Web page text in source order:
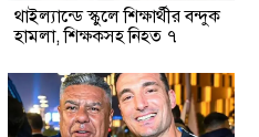
থাইল্যান্ডে স্কুলে শিক্ষার্থীর বন্দুক
হামলা, শিক্ষকসহ নিহত ৭